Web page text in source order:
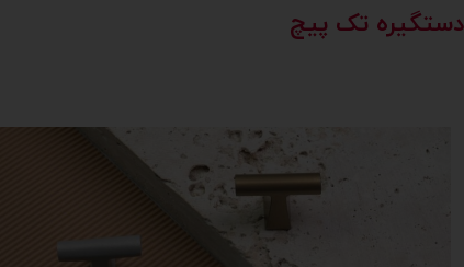
دستگیره تک پیچ